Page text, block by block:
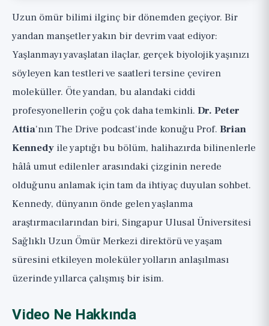
Uzun ömür bilimi ilginç bir dönemden geçiyor. Bir
yandan manşetler yakın bir devrim vaat ediyor:
Yaşlanmayı yavaşlatan ilaçlar, gerçek biyolojik yaşınızı
söyleyen kan testleri ve saatleri tersine çeviren
moleküller. Öte yandan, bu alandaki ciddi
profesyonellerin çoğu çok daha temkinli. Dr. Peter
Attia'nın The Drive podcast'inde konuğu Prof. Brian
Kennedy ile yaptığı bu bölüm, halihazırda bilinenlerle
hâlâ umut edilenler arasındaki çizginin nerede
olduğunu anlamak için tam da ihtiyaç duyulan sohbet.
Kennedy, dünyanın önde gelen yaşlanma
araştırmacılarından biri, Singapur Ulusal Üniversitesi
Sağlıklı Uzun Ömür Merkezi direktörü ve yaşam
süresini etkileyen moleküler yolların anlaşılması
üzerinde yıllarca çalışmış bir isim.
Video Ne Hakkında